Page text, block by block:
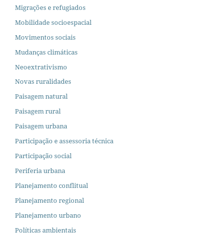
Migrações e refugiados
Mobilidade socioespacial
Movimentos sociais
Mudanças climáticas
Neoextrativismo
Novas ruralidades
Paisagem natural
Paisagem rural
Paisagem urbana
Participação e assessoria técnica
Participação social
Periferia urbana
Planejamento conflitual
Planejamento regional
Planejamento urbano
Políticas ambientais